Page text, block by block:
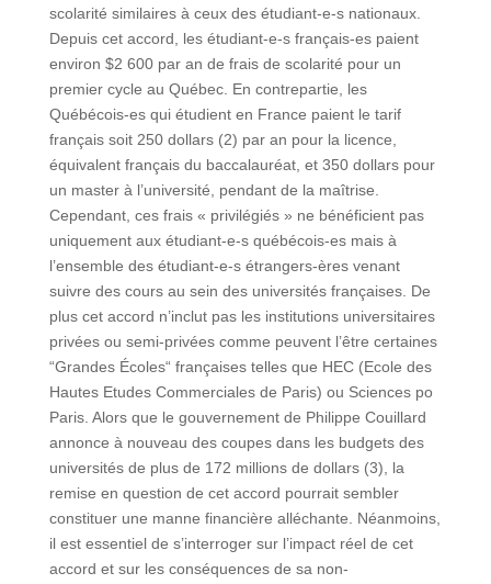
scolarité similaires à ceux des étudiant-e-s nationaux.
Depuis cet accord, les étudiant-e-s français-es paient
environ $2 600 par an de frais de scolarité pour un
premier cycle au Québec. En contrepartie, les
Québécois-es qui étudient en France paient le tarif
français soit 250 dollars (2) par an pour la licence,
équivalent français du baccalauréat, et 350 dollars pour
un master à l’université, pendant de la maîtrise.
Cependant, ces frais « privilégiés » ne bénéficient pas
uniquement aux étudiant-e-s québécois-es mais à
l’ensemble des étudiant-e-s étrangers-ères venant
suivre des cours au sein des universités françaises. De
plus cet accord n’inclut pas les institutions universitaires
privées ou semi-privées comme peuvent l’être certaines
“Grandes Écoles“ françaises telles que HEC (Ecole des
Hautes Etudes Commerciales de Paris) ou Sciences po
Paris. Alors que le gouvernement de Philippe Couillard
annonce à nouveau des coupes dans les budgets des
universités de plus de 172 millions de dollars (3), la
remise en question de cet accord pourrait sembler
constituer une manne financière alléchante. Néanmoins,
il est essentiel de s’interroger sur l’impact réel de cet
accord et sur les conséquences de sa non-